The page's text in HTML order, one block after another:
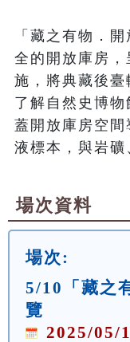
「藏之有物．
全的開放庫房
施，將典藏後
了解自然史博
蓋開放庫房空
液標本，與岩礦
場次資料
場次:
5/10「藏之
覽
2025/05/